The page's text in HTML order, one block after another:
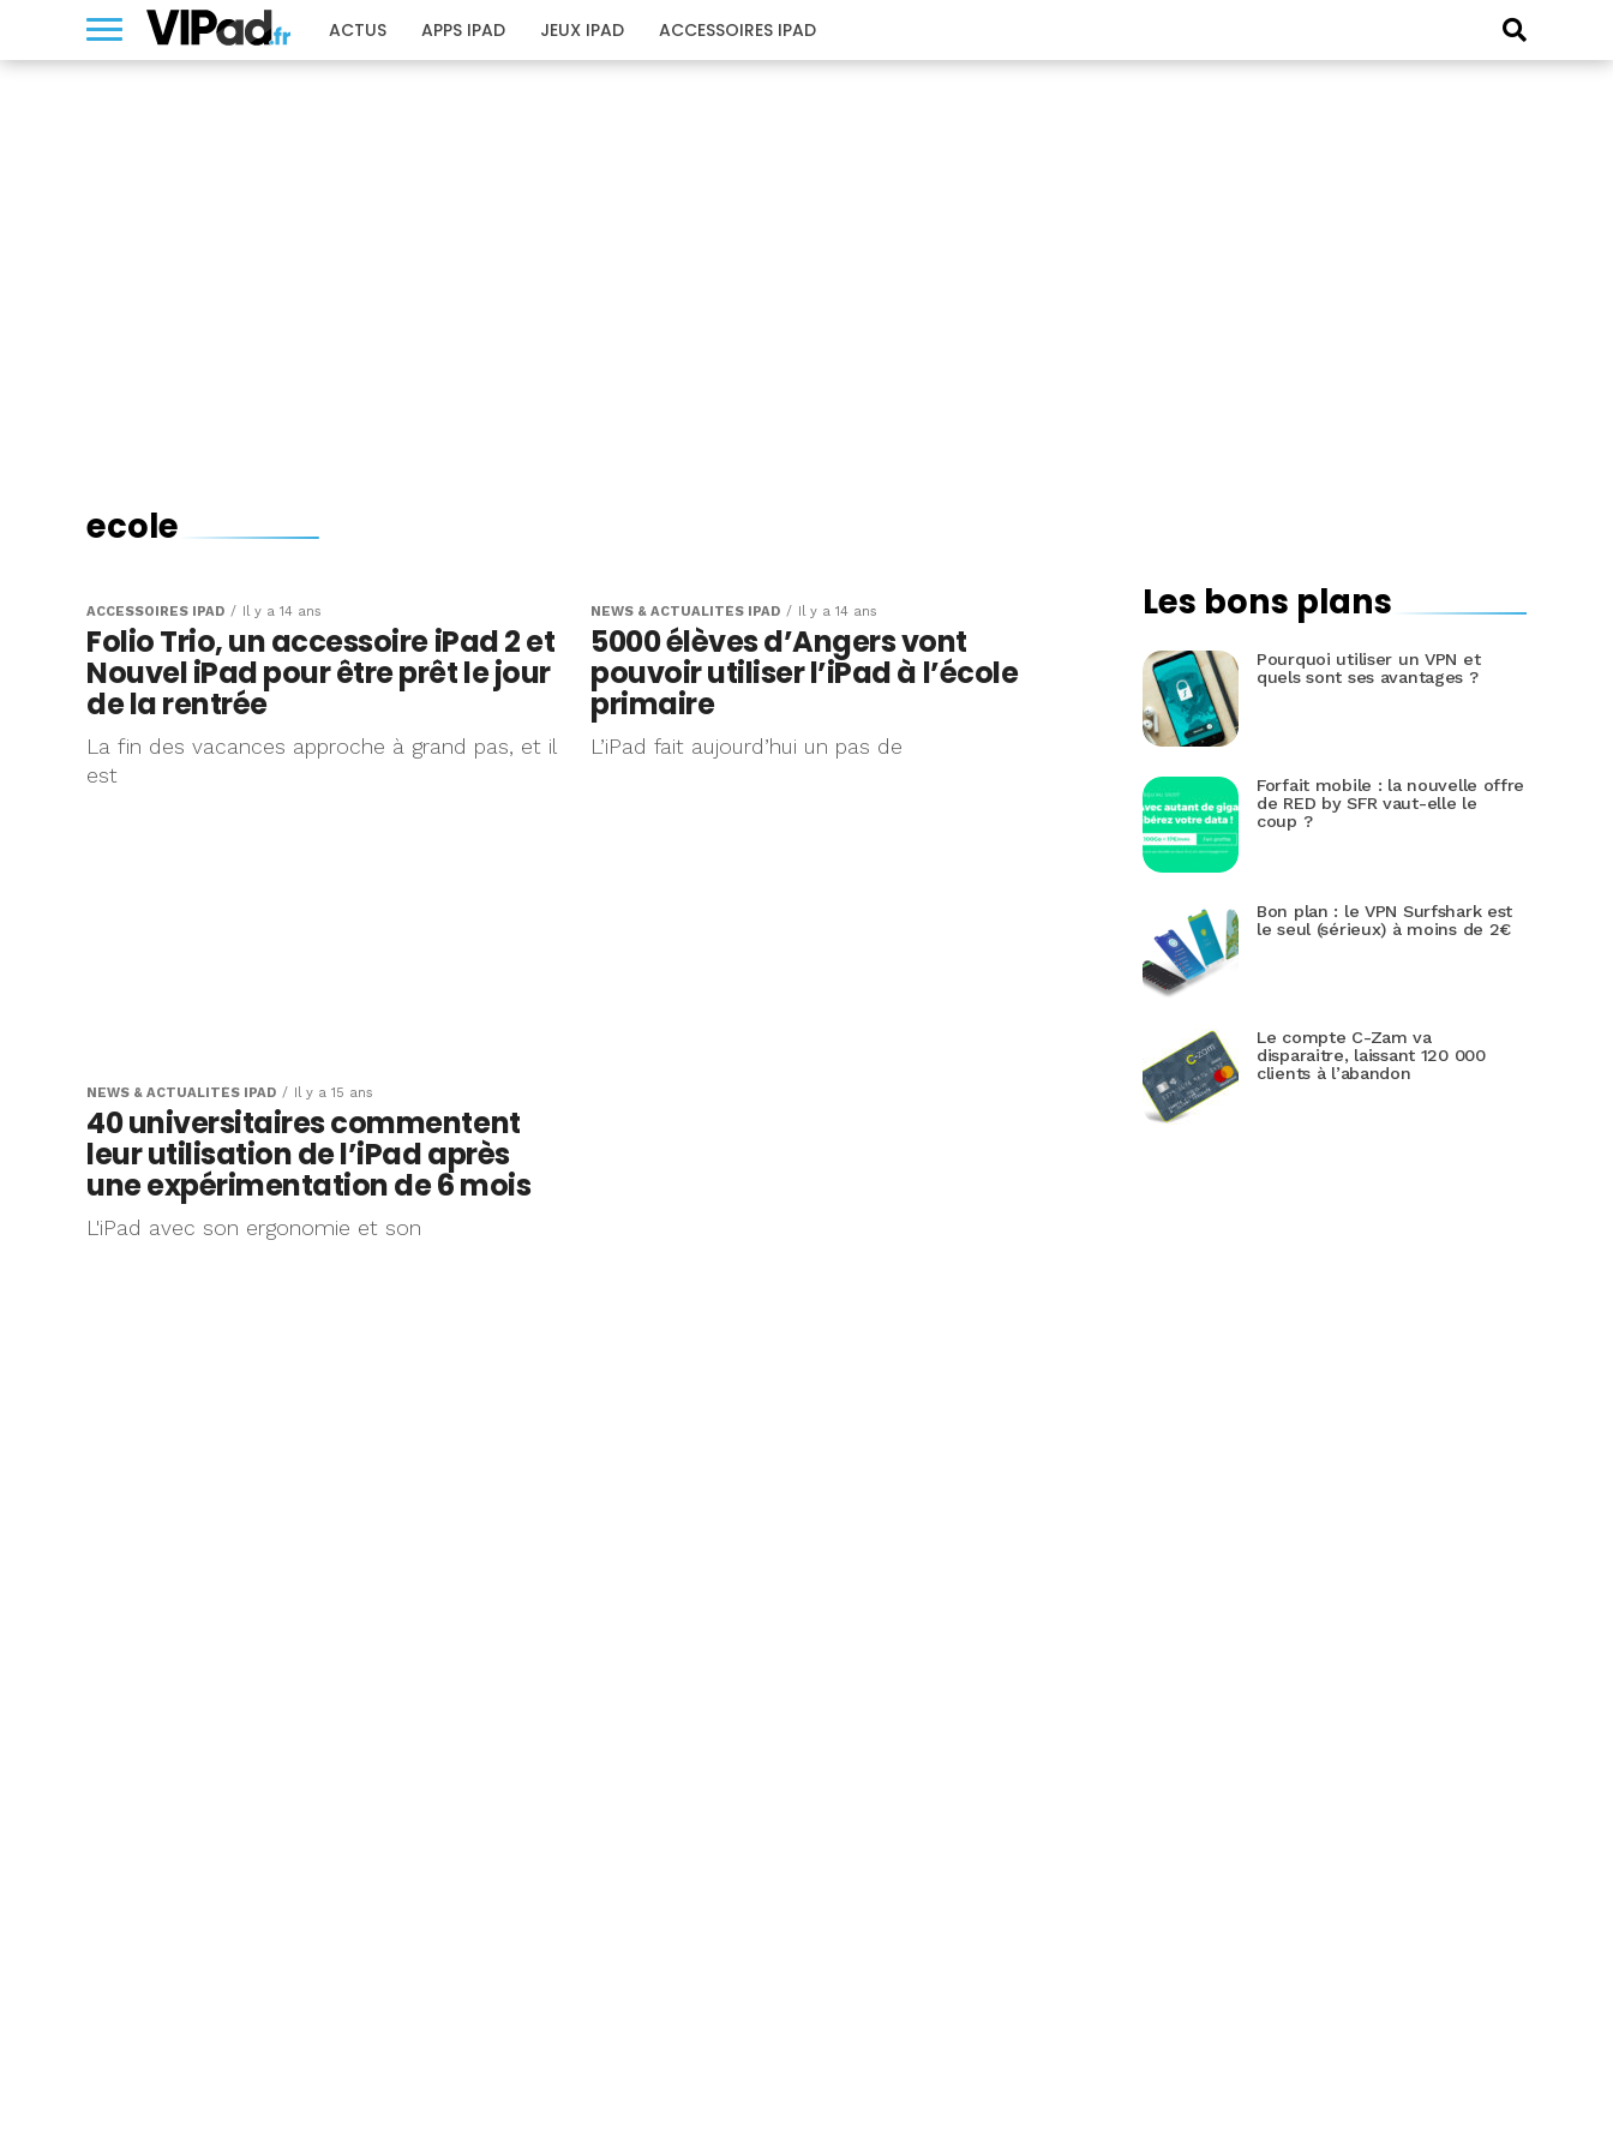
ACTUS APPS IPAD JEUX IPAD ACCESSOIRES IPAD
écoles “iPad” !
ecole
ACCESSOIRES IPAD Il y a 14 ans
Folio Trio, un accessoire iPad 2 et
Nouvel iPad pour être prêt le jour
de la rentrée
La fin des vacances approche à grand pas, et il
est
NEWS & ACTUALITÉS IPAD Il y a 14 ans
5000 élèves d’Angers vont
pouvoir utiliser l’iPad à l’école
primaire
L’iPad fait aujourd’hui un pas de
NEWS & ACTUALITÉS IPAD Il y a 15 ans
40 universitaires commentent
leur utilisation de l’iPad après
une expérimentation de 6 mois
L'iPad avec son ergonomie et son
Les bons plans
Pourquoi utiliser un VPN et
quels sont ses avantages ?
Forfait mobile : la nouvelle offre
de RED by SFR vaut-elle le
coup ?
Bon plan : le VPN Surfshark est
le seul (sérieux) à moins de 2€
Le compte C-Zam va
disparaitre, laissant 120 000
clients à l’abandon